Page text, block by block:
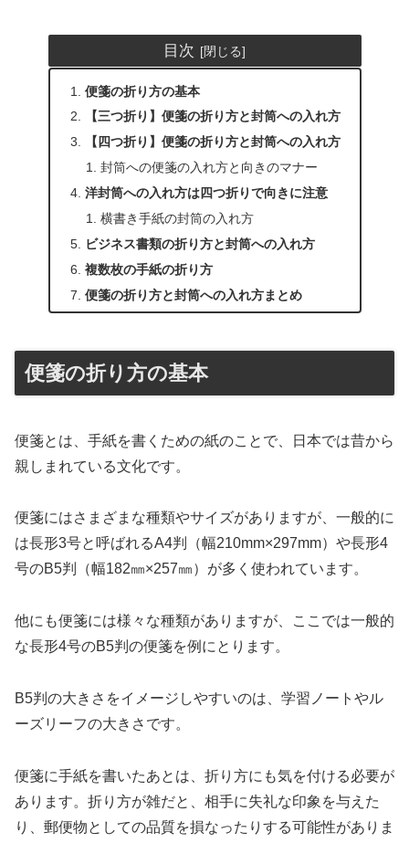
目次
便箋の折り方の基本
【三つ折り】便箋の折り方と封筒への入れ方
【四つ折り】便箋の折り方と封筒への入れ方
封筒への便箋の入れ方と向きのマナー
洋封筒への入れ方は四つ折りで向きに注意
横書き手紙の封筒の入れ方
ビジネス書類の折り方と封筒への入れ方
複数枚の手紙の折り方
便箋の折り方と封筒への入れ方まとめ
便箋の折り方の基本
便箋とは、手紙を書くための紙のことで、日本では昔から
親しまれている文化です。
便箋にはさまざまな種類やサイズがありますが、一般的に
は長形3号と呼ばれるA4判（幅210mm×297mm）や長形4
号のB5判（幅182㎜×257㎜）が多く使われています。
他にも便箋には様々な種類がありますが、ここでは一般的
な長形4号のB5判の便箋を例にとります。
B5判の大きさをイメージしやすいのは、学習ノートやル
ーズリーフの大きさです。
便箋に手紙を書いたあとは、折り方にも気を付ける必要が
あります。折り方が雑だと、相手に失礼な印象を与えた
り、郵便物としての品質を損なったりする可能性がありま